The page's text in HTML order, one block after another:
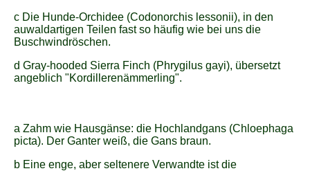
c Die Hunde-Orchidee (Codonorchis lessonii), in den
auwaldartigen Teilen fast so häufig wie bei uns die
Buschwindröschen.
d Gray-hooded Sierra Finch (Phrygilus gayi), übersetzt
angeblich "Kordillerenämmerling".
a Zahm wie Hausgänse: die Hochlandgans (Chloephaga
picta). Der Ganter weiß, die Gans braun.
b Eine enge, aber seltenere Verwandte ist die